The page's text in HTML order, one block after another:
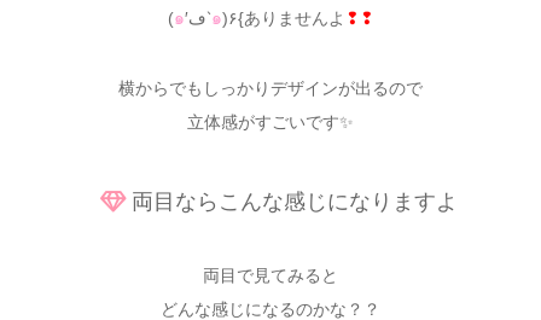
(๑ ′ڡ‵๑)۶{ありませんよ ❢❢
横からでもしっかりデザインが出るので
立体感がすごいです✨
両目ならこんな感じになりますよ
両目で見てみると
どんな感じになるのかな？？